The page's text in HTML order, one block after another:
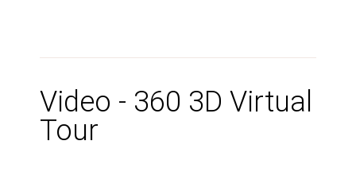
Video - 360 3D Virtual
Tour